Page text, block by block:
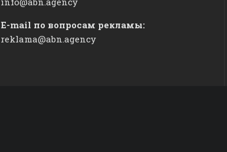
E-mail по вопросам рекламы:
reklama@abn.agency